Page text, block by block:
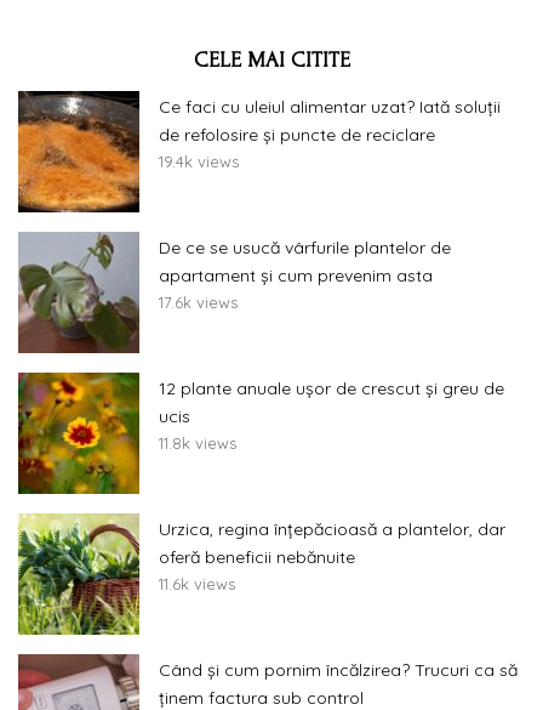
CELE MAI CITITE
Ce faci cu uleiul alimentar uzat? Iată soluții
de refolosire și puncte de reciclare
19.4k views
De ce se usucă vârfurile plantelor de
apartament și cum prevenim asta
17.6k views
12 plante anuale ușor de crescut și greu de
ucis
11.8k views
Urzica, regina înțepăcioasă a plantelor, dar
oferă beneficii nebănuite
11.6k views
Când și cum pornim încălzirea? Trucuri ca să
ținem factura sub control